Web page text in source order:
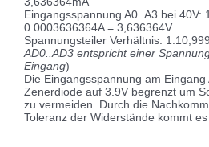
Eingangsspannung A0..A3 bei 40V:
0.0003636364A = 3,636364V
Spannungsteiler Verhältnis:
AD0..AD3 entspricht einer
Eingang)
Die Eingangsspannung am
Zenerdiode auf 3.9V begrenzt um
zu vermeiden. Durch die
Toleranz der Widerstände kommt es